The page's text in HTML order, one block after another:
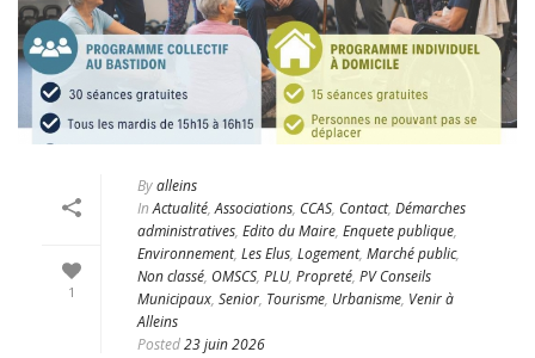
1
Byalleins
In Actualité,Associations, CCAS, Contact, Démarches
administratives, Edito du Maire, Enquete publique,
Environnement, Les Elus, Logement, Marché public,
Non classé, OMSCS, PLU, Propreté, PV Conseils
Municipaux, Senior, Tourisme, Urbanisme, Venir à
Alleins
Posted23 juin 2026